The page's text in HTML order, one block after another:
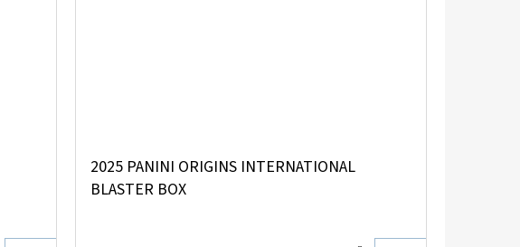
2025 PANINI ORIGINS INTERNATIONAL
BLASTER BOX